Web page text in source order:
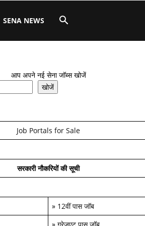
SENA NEWS
आप अपने नई सेना जॉब्स खोजें
खोजें
Job Portals for Sale
सरकारी नौकरियों की सूची
» 12वीं पास जॉब